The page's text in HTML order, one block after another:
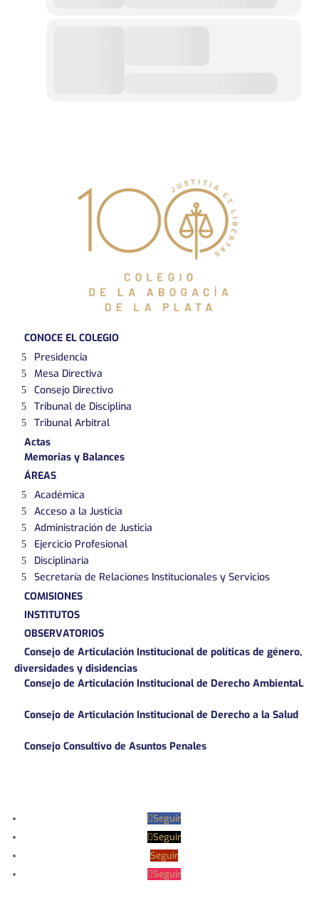
CONOCE EL COLEGIO
Presidencia
Mesa Directiva
Consejo Directivo
Tribunal de Disciplina
Tribunal Arbitral
Actas
Memorias y Balances
ÁREAS
Académica
Acceso a la Justicia
Administración de Justicia
Ejercicio Profesional
Disciplinaria
Secretaría de Relaciones Institucionales y Servicios
COMISIONES
INSTITUTOS
OBSERVATORIOS
Consejo de Articulación Institucional de políticas de género,
diversidades y disidencias
Consejo de Articulación Institucional de Derecho AmbientaL
Consejo de Articulación Institucional de Derecho a la Salud
Consejo Consultivo de Asuntos Penales
Seguir
Seguir
Seguir
Seguir